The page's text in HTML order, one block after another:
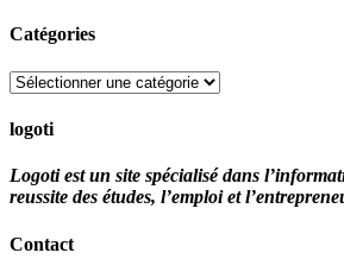
Catégories
Catégories
logoti
Logoti est un site spécialisé dans
reussite des études, l’emploi et
Contact